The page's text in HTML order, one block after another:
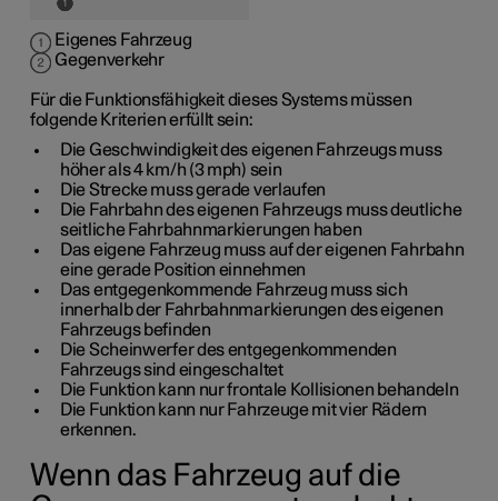
Eigenes Fahrzeug
Gegenverkehr
Für die Funktionsfähigkeit dieses Systems müssen
folgende Kriterien erfüllt sein:
Die Geschwindigkeit des eigenen Fahrzeugs muss
höher als4 km/h (3 mph) sein
Die Strecke muss gerade verlaufen
Die Fahrbahn des eigenen Fahrzeugs muss deutliche
seitliche Fahrbahnmarkierungen haben
Das eigene Fahrzeug muss auf der eigenen Fahrbahn
eine gerade Position einnehmen
Das entgegenkommende Fahrzeug muss sich
innerhalb der Fahrbahnmarkierungen des eigenen
Fahrzeugs befinden
Die Scheinwerfer des entgegenkommenden
Fahrzeugs sind eingeschaltet
Die Funktion kann nur frontale Kollisionen behandeln
Die Funktion kann nur Fahrzeuge mit vier Rädern
erkennen.
Wenn das Fahrzeug auf die